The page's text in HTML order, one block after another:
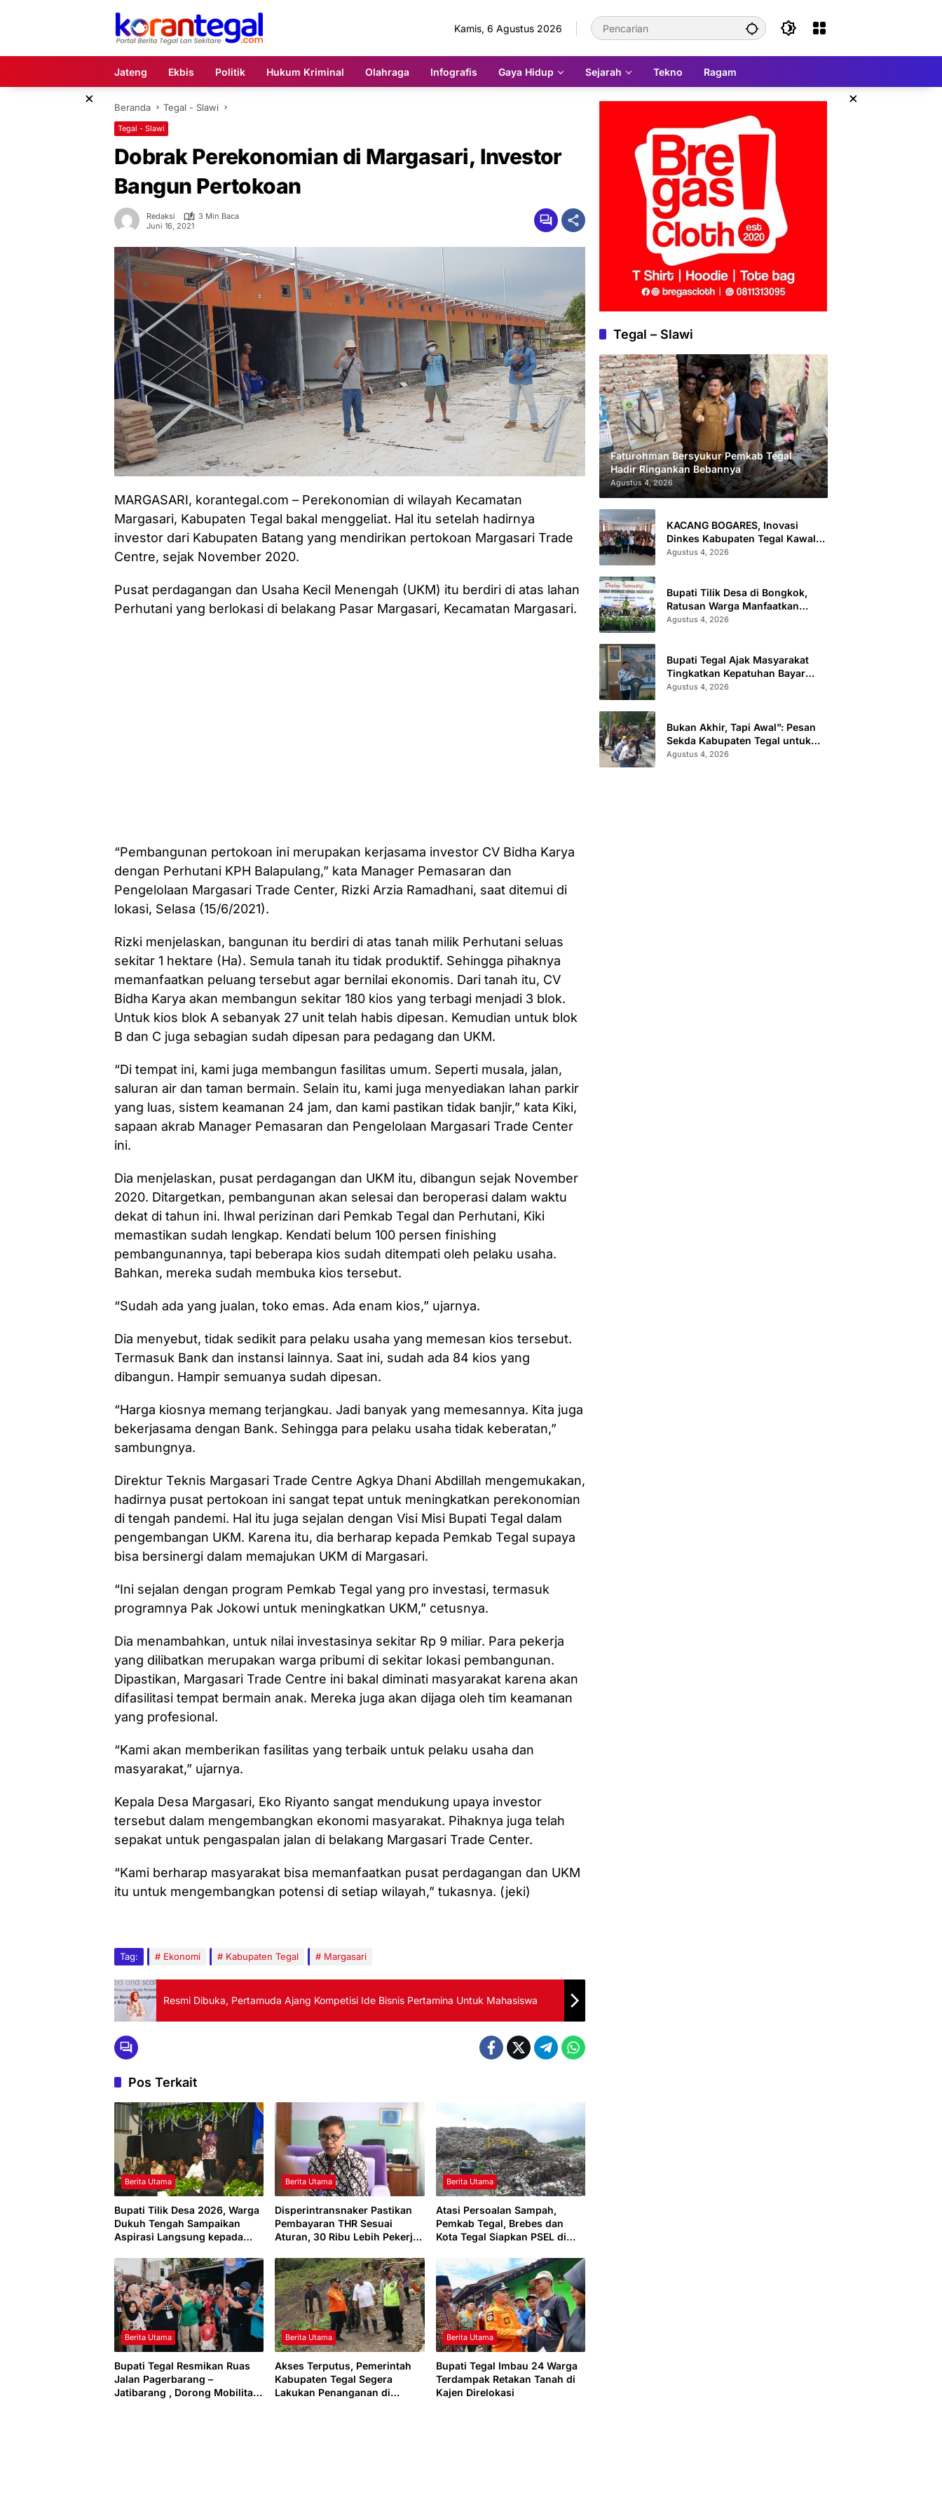
Kamis, 6 Agustus 2026
Jateng Ekbis Politik Hukum Kriminal Olahraga Infografis Gaya Hidup Sejarah Tekno Ragam
× ×
Beranda Tegal - Slawi
Tegal - Slawi
Dobrak Perekonomian di Margasari, Investor
Bangun Pertokoan
Redaksi
3 Min Baca
Juni 16, 2021
MARGASARI, korantegal.com – Perekonomian di wilayah Kecamatan
Margasari, Kabupaten Tegal bakal menggeliat. Hal itu setelah hadirnya
investor dari Kabupaten Batang yang mendirikan pertokoan Margasari Trade
Centre, sejak November 2020.
Pusat perdagangan dan Usaha Kecil Menengah (UKM) itu berdiri di atas lahan
Perhutani yang berlokasi di belakang Pasar Margasari, Kecamatan Margasari.
“Pembangunan pertokoan ini merupakan kerjasama investor CV Bidha Karya
dengan Perhutani KPH Balapulang,” kata Manager Pemasaran dan
Pengelolaan Margasari Trade Center, Rizki Arzia Ramadhani, saat ditemui di
lokasi, Selasa (15/6/2021).
Rizki menjelaskan, bangunan itu berdiri di atas tanah milik Perhutani seluas
sekitar 1 hektare (Ha). Semula tanah itu tidak produktif. Sehingga pihaknya
memanfaatkan peluang tersebut agar bernilai ekonomis. Dari tanah itu, CV
Bidha Karya akan membangun sekitar 180 kios yang terbagi menjadi 3 blok.
Untuk kios blok A sebanyak 27 unit telah habis dipesan. Kemudian untuk blok
B dan C juga sebagian sudah dipesan para pedagang dan UKM.
“Di tempat ini, kami juga membangun fasilitas umum. Seperti musala, jalan,
saluran air dan taman bermain. Selain itu, kami juga menyediakan lahan parkir
yang luas, sistem keamanan 24 jam, dan kami pastikan tidak banjir,” kata Kiki,
sapaan akrab Manager Pemasaran dan Pengelolaan Margasari Trade Center
ini.
Dia menjelaskan, pusat perdagangan dan UKM itu, dibangun sejak November
2020. Ditargetkan, pembangunan akan selesai dan beroperasi dalam waktu
dekat di tahun ini. Ihwal perizinan dari Pemkab Tegal dan Perhutani, Kiki
memastikan sudah lengkap. Kendati belum 100 persen finishing
pembangunannya, tapi beberapa kios sudah ditempati oleh pelaku usaha.
Bahkan, mereka sudah membuka kios tersebut.
“Sudah ada yang jualan, toko emas. Ada enam kios,” ujarnya.
Dia menyebut, tidak sedikit para pelaku usaha yang memesan kios tersebut.
Termasuk Bank dan instansi lainnya. Saat ini, sudah ada 84 kios yang
dibangun. Hampir semuanya sudah dipesan.
“Harga kiosnya memang terjangkau. Jadi banyak yang memesannya. Kita juga
bekerjasama dengan Bank. Sehingga para pelaku usaha tidak keberatan,”
sambungnya.
Direktur Teknis Margasari Trade Centre Agkya Dhani Abdillah mengemukakan,
hadirnya pusat pertokoan ini sangat tepat untuk meningkatkan perekonomian
di tengah pandemi. Hal itu juga sejalan dengan Visi Misi Bupati Tegal dalam
pengembangan UKM. Karena itu, dia berharap kepada Pemkab Tegal supaya
bisa bersinergi dalam memajukan UKM di Margasari.
“Ini sejalan dengan program Pemkab Tegal yang pro investasi, termasuk
programnya Pak Jokowi untuk meningkatkan UKM,” cetusnya.
Dia menambahkan, untuk nilai investasinya sekitar Rp 9 miliar. Para pekerja
yang dilibatkan merupakan warga pribumi di sekitar lokasi pembangunan.
Dipastikan, Margasari Trade Centre ini bakal diminati masyarakat karena akan
difasilitasi tempat bermain anak. Mereka juga akan dijaga oleh tim keamanan
yang profesional.
“Kami akan memberikan fasilitas yang terbaik untuk pelaku usaha dan
masyarakat,” ujarnya.
Kepala Desa Margasari, Eko Riyanto sangat mendukung upaya investor
tersebut dalam mengembangkan ekonomi masyarakat. Pihaknya juga telah
sepakat untuk pengaspalan jalan di belakang Margasari Trade Center.
“Kami berharap masyarakat bisa memanfaatkan pusat perdagangan dan UKM
itu untuk mengembangkan potensi di setiap wilayah,” tukasnya. (jeki)
Tag: Ekonomi Kabupaten Tegal Margasari
Resmi Dibuka, Pertamuda Ajang Kompetisi Ide Bisnis Pertamina Untuk Mahasiswa
Pos Terkait
Berita Utama
Bupati Tilik Desa 2026, Warga
Dukuh Tengah Sampaikan
Aspirasi Langsung kepada
Berita Utama
Disperintransnaker Pastikan
Pembayaran THR Sesuai
Aturan, 30 Ribu Lebih Pekerja
Menerima
Berita Utama
Atasi Persoalan Sampah,
Pemkab Tegal, Brebes dan
Kota Tegal Siapkan PSEL di
Berita Utama
Bupati Tegal Resmikan Ruas
Jalan Pagerbarang –
Jatibarang , Dorong Mobilitas
Berita Utama
Akses Terputus, Pemerintah
Kabupaten Tegal Segera
Lakukan Penanganan di
Berita Utama
Bupati Tegal Imbau 24 Warga
Terdampak Retakan Tanah di
Kajen Direlokasi
Tegal – Slawi
Faturohman Bersyukur Pemkab Tegal
Hadir Ringankan Bebannya
Agustus 4, 2026
KACANG BOGARES, Inovasi
Dinkes Kabupaten Tegal Kawal
Kesehatan Remaja Putri Cegah
Agustus 4, 2026
Bupati Tilik Desa di Bongkok,
Ratusan Warga Manfaatkan
Layanan Kesehatan dan
Agustus 4, 2026
Bupati Tegal Ajak Masyarakat
Tingkatkan Kepatuhan Bayar
Pajak Kendaraan lewat “TULUS
Agustus 4, 2026
Bukan Akhir, Tapi Awal”: Pesan
Sekda Kabupaten Tegal untuk
Calon Paskibraka 2026
Agustus 4, 2026